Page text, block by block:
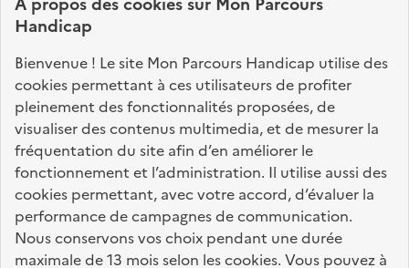
Handicap
Bienvenue ! Le site Mon Parcours Handicap utilise des
cookies permettant à ces utilisateurs de profiter
pleinement des fonctionnalités proposées, de
visualiser des contenus multimedia, et de mesurer la
fréquentation du site afin d’en améliorer le
fonctionnement et l’administration. Il utilise aussi des
cookies permettant, avec votre accord, d’évaluer la
performance de campagnes de communication.
Nous conservons vos choix pendant une durée
maximale de 13 mois selon les cookies. Vous pouvez à
identifier vos interlocuteurs.
Nos sites partenaires
info.gouv.fr service-public.fr legifrance.gouv.fr
data.gouv.fr
Nos partenaires
La Caisse des Dépôts
accompagne les parcours
de vie